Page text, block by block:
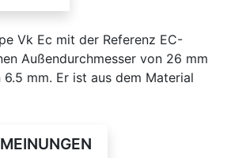
Vk Ec mit der Referenz EC-
Außendurchmesser von 26 mm
mm. Er ist aus dem Material